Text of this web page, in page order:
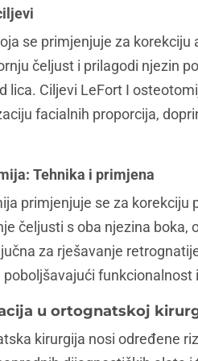
se primjenjuje za
čeljust i prilagodi njezin
lica. Ciljevi LeFort I
facialnih proporcija,
Tehnika i primjena
primjenjuje se za korekciju
čeljusti s oba njezina
za rješavanje
funkcionalnost
u ortognatskoj
kirurgija nosi određene